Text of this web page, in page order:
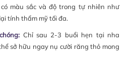
màu sắc và độ trong tự nhiên như
tính thẩm mỹ tối đa.
Chỉ sau 2-3 buổi hẹn tại nha
sở hữu ngay nụ cười răng thỏ mong